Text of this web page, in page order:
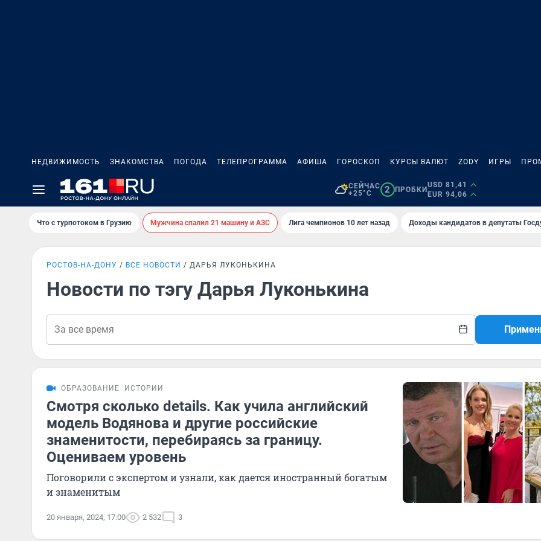
НЕДВИЖИМОСТЬ ЗНАКОМСТВА ПОГОДА ТЕЛЕПРОГРАММА АФИША ГОРОСКОП КУРСЫ ВАЛЮТ ZODY ИГРЫ
СЕЙЧАС
+25°C
2 ПРОБКИ
USD 81,41
EUR 94,06
Что с турпотоком в Грузию Мужчина спалил 21 машину и АЗС Лига чемпионов 10 лет назад Доходы кандидатов в депутаты
РОСТОВ-НА-ДОНУ ВСЕ НОВОСТИ ДАРЬЯ ЛУКОНЬКИНА
Новости по тэгу Дарья Луконькина
ОБРАЗОВАНИЕ ИСТОРИИ
Смотря сколько details. Как учила английский
модель Водянова и другие российские
знаменитости, перебираясь за границу.
Оцениваем уровень
Поговорили с экспертом и узнали, как дается иностранный богатым
и знаменитым
20 января, 2024, 17:00 2 532 3